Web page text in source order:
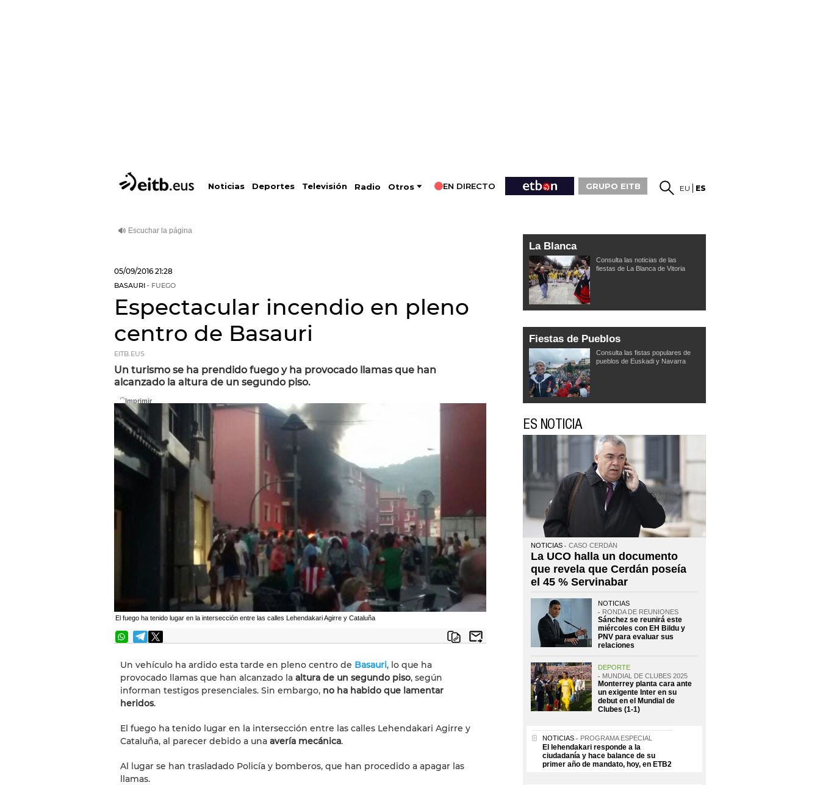
Noticias Deportes Televisión Radio Otros EN DIRECTO GRUPO EITB EU ES
05/09/2016 21:28
BASAURI FUEGO
Espectacular incendio en pleno
centro de Basauri
EITB.EUS
Un turismo se ha prendido fuego y ha provocado llamas que han
alcanzado la altura de un segundo piso.
El fuego ha tenido lugar en la intersección entre las calles Lehendakari Agirre y Cataluña
Un vehículo ha ardido esta tarde en pleno centro de Basauri, lo que ha
provocado llamas que han alcanzado la altura de un segundo piso, según
informan testigos presenciales. Sin embargo, no ha habido que lamentar
heridos.
El fuego ha tenido lugar en la intersección entre las calles Lehendakari Agirre y
Cataluña, al parecer debido a una avería mecánica.
Al lugar se han trasladado Policía y bomberos, que han procedido a apagar las
llamas.
La Blanca
Consulta las noticias de las
fiestas de La Blanca de Vitoria
Fiestas de Pueblos
Consulta las fistas populares de
pueblos de Euskadi y Navarra
ES NOTICIA
NOTICIAS CASO CERDÁN
La UCO halla un documento
que revela que Cerdán poseía
el 45 % Servinabar
NOTICIAS
RONDA DE REUNIONES
Sánchez se reunirá este
miércoles con EH Bildu y
PNV para evaluar sus
relaciones
DEPORTE
MUNDIAL DE CLUBES 2025
Monterrey planta cara ante
un exigente Inter en su
debut en el Mundial de
Clubes (1-1)
NOTICIAS PROGRAMA ESPECIAL
El lehendakari responde a la
ciudadanía y hace balance de su
primer año de mandato, hoy, en ETB2